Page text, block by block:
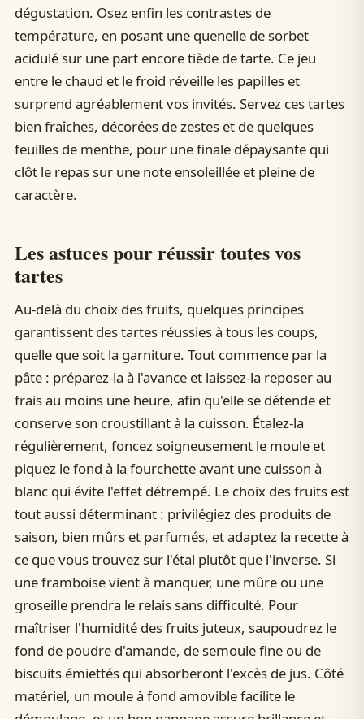
dégustation. Osez enfin les contrastes de
température, en posant une quenelle de sorbet
acidulé sur une part encore tiède de tarte. Ce jeu
entre le chaud et le froid réveille les papilles et
surprend agréablement vos invités. Servez ces tartes
bien fraîches, décorées de zestes et de quelques
feuilles de menthe, pour une finale dépaysante qui
clôt le repas sur une note ensoleillée et pleine de
caractère.
Les astuces pour réussir toutes vos
tartes
Au-delà du choix des fruits, quelques principes
garantissent des tartes réussies à tous les coups,
quelle que soit la garniture. Tout commence par la
pâte : préparez-la à l'avance et laissez-la reposer au
frais au moins une heure, afin qu'elle se détende et
conserve son croustillant à la cuisson. Étalez-la
régulièrement, foncez soigneusement le moule et
piquez le fond à la fourchette avant une cuisson à
blanc qui évite l'effet détrempé. Le choix des fruits est
tout aussi déterminant : privilégiez des produits de
saison, bien mûrs et parfumés, et adaptez la recette à
ce que vous trouvez sur l'étal plutôt que l'inverse. Si
une framboise vient à manquer, une mûre ou une
groseille prendra le relais sans difficulté. Pour
maîtriser l'humidité des fruits juteux, saupoudrez le
fond de poudre d'amande, de semoule fine ou de
biscuits émiettés qui absorberont l'excès de jus. Côté
matériel, un moule à fond amovible facilite le